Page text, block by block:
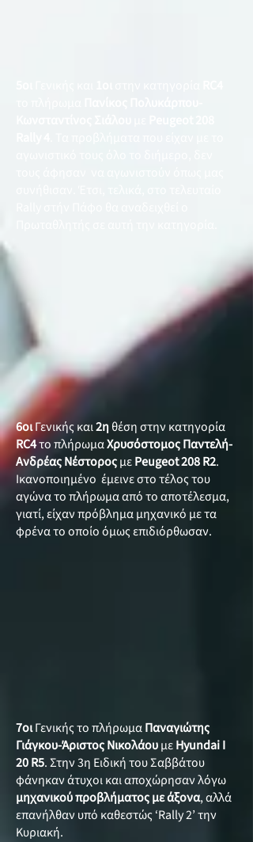
6οιΓενικής και2η θέση στην κατηγορία
RC4το πλήρωμαΧρυσόστομος Παντελή-
Ανδρέας ΝέστοροςμεPeugeot 208 R2.
Ικανοποιημένο έμεινε στο τέλος του
αγώνα το πλήρωμα από το αποτέλεσμα,
γιατί, είχαν πρόβλημα μηχανικό με τα
φρένα το οποίο όμως επιδιόρθωσαν.
7οιΓενικής το πλήρωμαΠαναγιώτης
Γιάγκου-Άριστος ΝικολάουμεHyundai I
20 R5. Στην 3η Ειδική του Σαββάτου
φάνηκαν άτυχοι και αποχώρησαν λόγω
μηχανικού προβλήματος με άξονα, αλλά
επανήλθαν υπό καθεστώς ‘Rally 2’ την
Κυριακή.